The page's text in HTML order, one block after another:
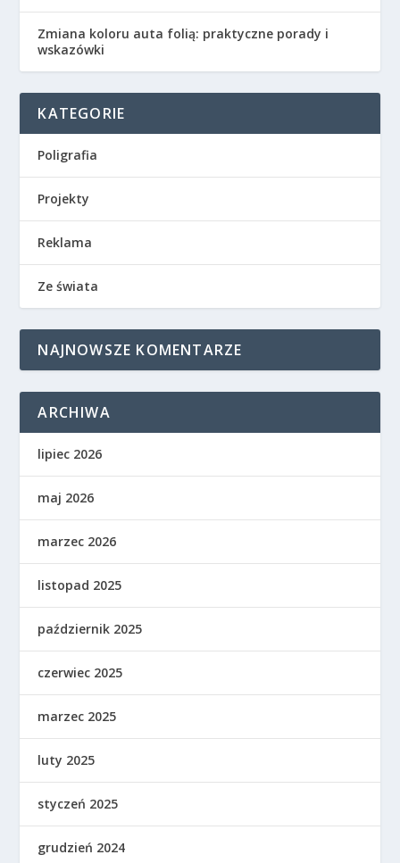
Zmiana koloru auta folią: praktyczne porady i
wskazówki
KATEGORIE
Poligrafia
Projekty
Reklama
Ze świata
NAJNOWSZE KOMENTARZE
ARCHIWA
lipiec 2026
maj 2026
marzec 2026
listopad 2025
październik 2025
czerwiec 2025
marzec 2025
luty 2025
styczeń 2025
grudzień 2024